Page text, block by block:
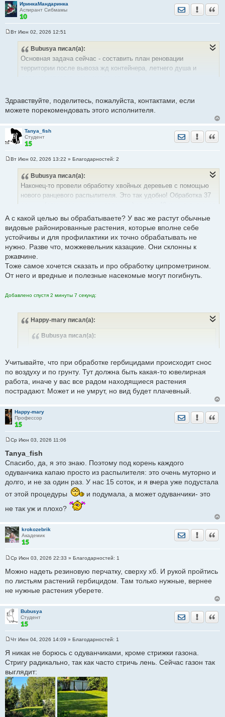
ИринкаМандаринка
Аспирант Сибмамы
Отправить
Вт Июн 02, 2026 12:51
Bubusya писал(а):
Основная задача сейчас - составить план реновации
территории после вывоза жд контейнера, летнего душа и
Здравствуйте, поделитесь, пожалуйста, контактами, если
можете порекомендовать этого исполнителя.
Tanya_fish
Студент
Отправить
Вт Июн 02, 2026 13:22 » Благодарностей: 2
Bubusya писал(а):
Наконец-то провели обработку хвойных деревьев с помощью
нового ранцевого распылителя. Это так удобно! Обработка 37
приготовления раствора.
А с какой целью вы обрабатываете? У вас же растут обычные
видовые районированные растения, которые вполне себе
устойчивы и для профилактики их точно обрабатывать не
нужно. Разве что, можжевельник казацкие. Они склонны к
ржавчине.
Тоже самое хочется сказать и про обработку ципрометрином.
От него и вредные и полезные насекомые могут погибнуть.
Добавлено спустя 2 минуты 7 секунд:
Happy-mary писал(а):
Bubusya писал(а):
А вы обрабатываете участок от насекомых? Расскажите о
своем опыте
От насекомых нет, но вы этом году приобрела такую же штуку-
опрыскиватель аккумуляторный, и хочу аккуратно от
стало ((
Учитывайте, что при обработке гербицидами происходит снос
по воздуху и по грунту. Тут должна быть какая-то ювелирная
работа, иначе у вас все радом находящиеся растения
пострадают. Может и не умрут, но вид будет плачевный.
Happy-mary
Профессор
Отправить
о
б
е
н
е
Ср Июн 03, 2026 11:06
Tanya_fish
Спасибо, да, я это знаю. Поэтому под корень каждого
одуванчика капаю просто из распылителя: это очень муторно и
долго, и не за один раз. У нас 15 соток, и я вчера уже подустала
от этой процедуры
и подумала, а может одуванчики- это
не так уж и плохо?
krokozebrik
Академик
Отправить
о
б
е
е
Ср Июн 03, 2026 22:33 » Благодарностей: 1
Можно надеть резиновую перчатку, сверху хб. И рукой пройтись
по листьям растений гербицидом. Там только нужные, вернее
не нужные растения уберете.
Bubusya
Студент
Отправить
о
б
щ
е
н
и
е
Чт Июн 04, 2026 14:09 » Благодарностей: 1
Я никак не борюсь с одуванчиками, кроме стрижки газона.
Стригу радикально, так как часто стричь лень. Сейчас газон так
выглядит: